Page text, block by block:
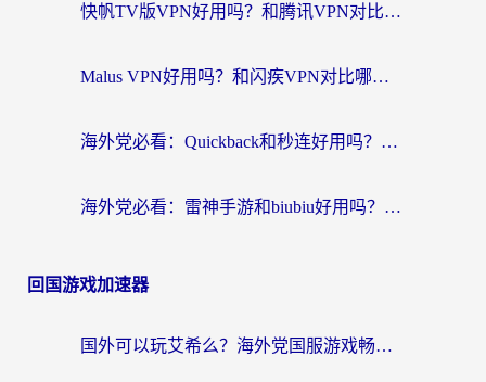
快帆TV版VPN好用吗？和腾讯VPN对比哪个回国效果更好？海外党必看的真实体验指南
Malus VPN好用吗？和闪疾VPN对比哪个回国效果更好？海外华人的实用避坑指南
海外党必看：Quickback和秒连好用吗？3步选对回国加速器，无缝刷国内资源
海外党必看：雷神手游和biubiu好用吗？3招选对回国加速器无缝刷国内资源
回国游戏加速器
国外可以玩艾希么？海外党国服游戏畅玩终极指南（附加速器选择秘籍）